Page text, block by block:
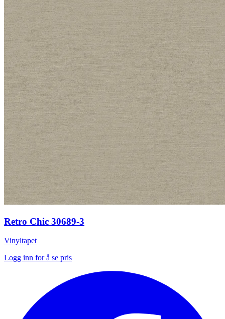
Retro Chic 30689-3
Vinyltapet
Logg inn for å se pris